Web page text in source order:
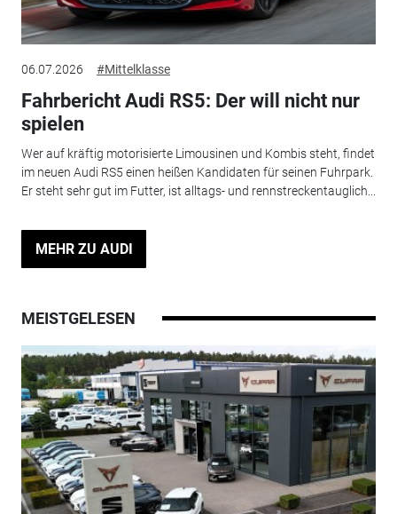
06.07.2026 #Mittelklasse
Fahrbericht Audi RS5: Der will nicht nur
spielen
Wer auf kräftig motorisierte Limousinen und Kombis steht, findet
im neuen Audi RS5 einen heißen Kandidaten für seinen Fuhrpark.
Er steht sehr gut im Futter, ist alltags- und rennstreckentauglich...
MEHR ZU AUDI
MEISTGELESEN